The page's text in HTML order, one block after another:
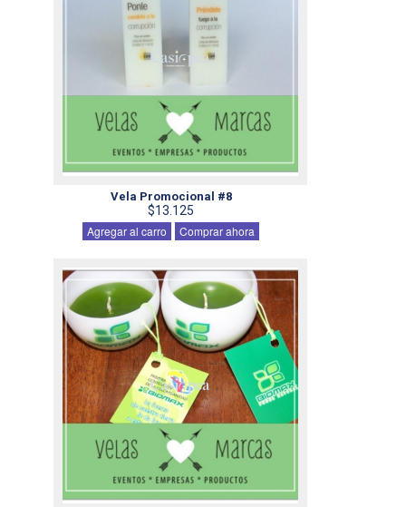
Vela Promocional #8
$13.125
Agregar al carro Comprar ahora